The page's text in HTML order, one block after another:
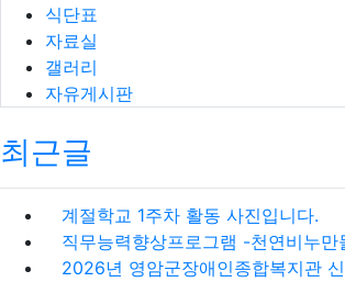
식단표
자료실
갤러리
자유게시판
최근글
계절학교 1주차 활동 사진입니다.
직무능력향상프로그램 -천연비누만